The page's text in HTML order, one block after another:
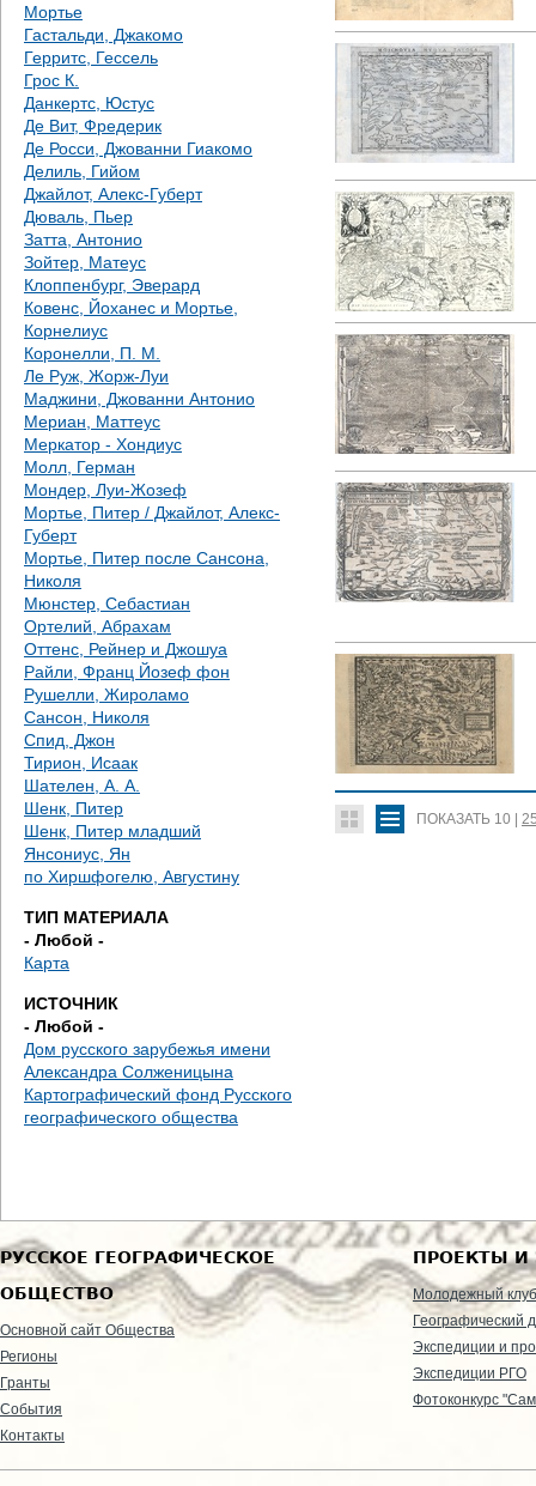
Мортье
Гастальди, Джакомо
Герритс, Гессель
Грос К.
Данкертс, Юстус
Де Вит, Фредерик
Де Росси, Джованни Гиакомо
Делиль, Гийом
Джайлот, Алекс-Губерт
Дюваль, Пьер
Затта, Антонио
Зойтер, Матеус
Клоппенбург, Эверард
Ковенс, Йоханес и Мортье,
Корнелиус
Коронелли, П. М.
Ле Руж, Жорж-Луи
Маджини, Джованни Антонио
Мериан, Маттеус
Меркатор - Хондиус
Молл, Герман
Мондер, Луи-Жозеф
Мортье, Питер / Джайлот, Алекс-
Губерт
Мортье, Питер после Сансона,
Николя
Мюнстер, Себастиан
Ортелий, Абрахам
Оттенс, Рейнер и Джошуа
Райли, Франц Йозеф фон
Рушелли, Жироламо
Сансон, Николя
Спид, Джон
Тирион, Исаак
Шателен, А. А.
Шенк, Питер
Шенк, Питер младший
Янсониус, Ян
по Хиршфогелю, Августину
ТИП МАТЕРИАЛА
- Любой -
Карта
ИСТОЧНИК
- Любой -
Дом русского зарубежья имени
Александра Солженицына
Картографический фонд Русского
географического общества
ПОКАЗАТЬ 10
РУССКОЕ ГЕОГРАФИЧЕСКОЕ
ОБЩЕСТВО
Основной сайт Общества
Регионы
Гранты
События
Контакты
ПРОЕКТЫ И
Молодежный клуб
Географический
Экспедиции и
Экспедиции РГО
Фотоконкурс